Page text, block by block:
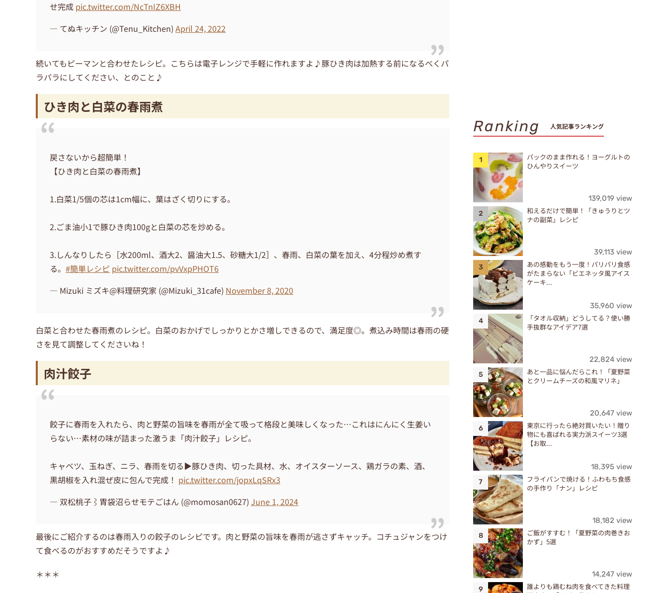
せ完成 pic.twitter.com/NcTnIZ6XBH
— てぬキッチン (@Tenu_Kitchen) April 24, 2022
続いてもピーマンと合わせたレシピ。こちらは電子レンジで手軽に作れますよ♪豚ひき肉は加熱する前になるべくパ
ラパラにしてください、とのこと♪
ひき肉と白菜の春雨煮
戻さないから超簡単！
【ひき肉と白菜の春雨煮】
1.白菜1/5個の芯は1cm幅に、葉はざく切りにする。
2.ごま油小1で豚ひき肉100gと白菜の芯を炒める。
3.しんなりしたら［水200ml、酒大2、醤油大1.5、砂糖大1/2］、春雨、白菜の葉を加え、4分程炒め煮す
る。 #簡単レシピ pic.twitter.com/pvVxpPHOT6
— Mizuki ミズキ@料理研究家 (@Mizuki_31cafe) November 8, 2020
白菜と合わせた春雨煮のレシピ。白菜のおかげでしっかりとかさ増しできるので、満足度◎。煮込み時間は春雨の硬
さを見て調整してくださいね！
肉汁餃子
餃子に春雨を入れたら、肉と野菜の旨味を春雨が全て吸って格段と美味しくなった…これはにんにく生姜い
らない…素材の味が詰まった激うま「肉汁餃子」レシピ。
キャベツ、玉ねぎ、ニラ、春雨を切る▶︎豚ひき肉、切った具材、水、オイスターソース、鶏ガラの素、酒、
黒胡椒を入れ混ぜ皮に包んで完成！ pic.twitter.com/jopxLqSRx3
— 双松桃子⌇胃袋沼らせモテごはん (@momosan0627) June 1, 2024
最後にご紹介するのは春雨入りの餃子のレシピです。肉と野菜の旨味を春雨が逃さずキャッチ。コチュジャンをつけ
て食べるのがおすすめだそうですよ♪
＊＊＊
Ranking 人気記事ランキング
パックのまま作れる！ヨーグルトの
ひんやりスイーツ
139,019 view
和えるだけで簡単！「きゅうりとツ
ナの副菜」レシピ
39,113 view
あの感動をもう一度！パリパリ食感
がたまらない「ビエネッタ風アイス
ケーキ...
35,960 view
「タオル収納」どうしてる？使い勝
手抜群なアイデア7選
22,824 view
あと一品に悩んだらこれ！「夏野菜
とクリームチーズの和風マリネ」
20,647 view
東京に行ったら絶対買いたい！贈り
物にも喜ばれる実力派スイーツ3選
【お取...
18,395 view
フライパンで焼ける！ふわもち食感
の手作り「ナン」レシピ
18,182 view
ご飯がすすむ！「夏野菜の肉巻きお
かず」5選
14,247 view
誰よりも鶏むね肉を食べてきた料理